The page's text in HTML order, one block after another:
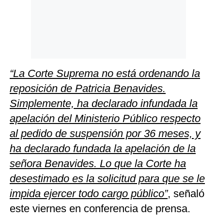
“La Corte Suprema no está ordenando la
reposición de Patricia Benavides.
Simplemente, ha declarado infundada la
apelación del Ministerio Público respecto
al pedido de suspensión por 36 meses, y
ha declarado fundada la apelación de la
señora Benavides. Lo que la Corte ha
desestimado es la solicitud para que se le
impida ejercer todo cargo público”, señaló
este viernes en conferencia de prensa.